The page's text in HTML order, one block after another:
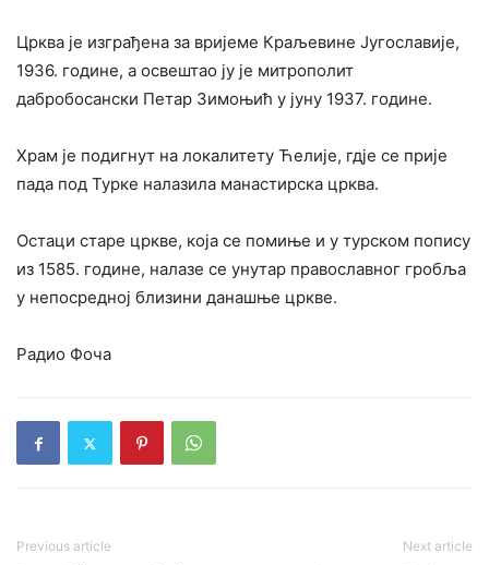
Црква је изграђена за вријеме Краљевине Југославије,
1936. године, а освештао ју је митрополит
дабробосански Петар Зимоњић у јуну 1937. године.
Храм је подигнут на локалитету Ћелије, гдје се прије
пада под Турке налазила манастирска црква.
Остаци старе цркве, која се помиње и у турском попису
из 1585. годинe, налазе се унутар православног гробља
у непосредној близини данашње цркве.
Радио Фоча
Previous article Next article